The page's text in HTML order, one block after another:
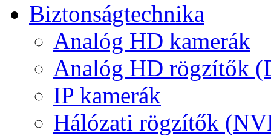
Biztonságtechnika
Analóg HD kamerák
Analóg HD rögzítők
IP kamerák
Hálózati rögzítők